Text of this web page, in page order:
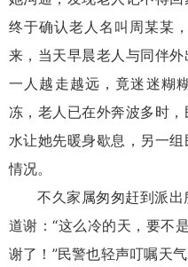
终于确认老人名叫周某某
来，当天早晨老人与同伴
一人越走越远，竟迷迷糊
冻，老人已在外奔波多时
水让她先暖身歇息，另一
情况。
不久家属匆匆赶到派
道谢：“这么冷的天，要不
谢了！”民警也轻声叮嘱天